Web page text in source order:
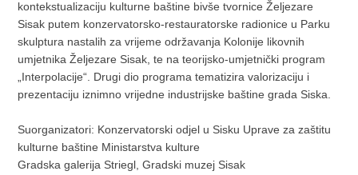
kontekstualizaciju kulturne baštine bivše tvornice Željezare
Sisak putem konzervatorsko-restauratorske radionice u Parku
skulptura nastalih za vrijeme održavanja Kolonije likovnih
umjetnika Željezare Sisak, te na teorijsko-umjetnički program
„Interpolacije“. Drugi dio programa tematizira valorizaciju i
prezentaciju iznimno vrijedne industrijske baštine grada Siska.
Suorganizatori: Konzervatorski odjel u Sisku Uprave za zaštitu
kulturne baštine Ministarstva kulture
Gradska galerija Striegl, Gradski muzej Sisak